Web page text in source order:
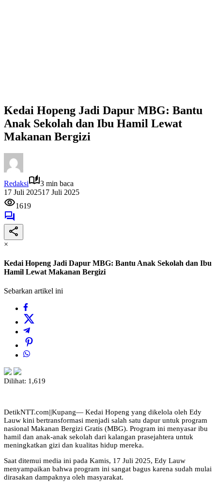
Kedai Hopeng Jadi Dapur MBG: Bantu
Anak Sekolah dan Ibu Hamil Lewat
Makanan Bergizi
Redaksi
3 min baca
17 Juli 202517 Juli 2025
1619
×
Kedai Hopeng Jadi Dapur MBG: Bantu Anak Sekolah dan Ibu
Hamil Lewat Makanan Bergizi
Sebarkan artikel ini
Dilihat: 1,619
DetikNTT.com||Kupang— Kedai Hopeng yang dikelola oleh Edy
Lauw kini bertransformasi menjadi salah satu dapur untuk program
nasional Makanan Bergizi Gratis (MBG). Program ini menyasar ibu
hamil dan anak-anak sekolah dari kalangan prasejahtera untuk
meningkatkan gizi dan kualitas hidup mereka.
Saat ditemui media ini pada Kamis, 17 Juli 2025, Edy Lauw
menyampaikan bahwa program ini sangat bagus karena sudah mulai
dirasakan dampaknya oleh masyarakat.